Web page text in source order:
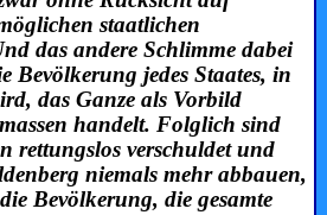
staatlichen
das andere Schlimme dabei
Bevölkerung jedes Staates, in
das Ganze als Vorbild
handelt. Folglich sind
rettungslos verschuldet und
niemals mehr abbauen,
Bevölkerung, die gesamte